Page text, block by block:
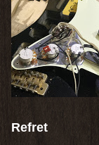
Refret